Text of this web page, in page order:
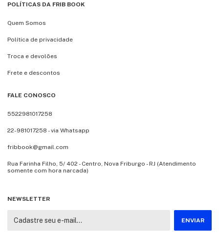
POLÍTICAS DA FRIB BOOK
Quem Somos
Política de privacidade
Troca e devolões
Frete e descontos
FALE CONOSCO
5522981017258
22-981017258 - via Whatsapp
fribbook@gmail.com
Rua Farinha Filho, 5/ 402 - Centro, Nova Friburgo - RJ (Atendimento
somente com hora narcada)
NEWSLETTER